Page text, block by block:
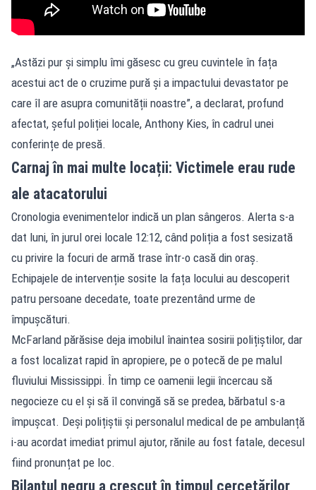
„Astăzi pur și simplu îmi găsesc cu greu cuvintele în fața
acestui act de o cruzime pură și a impactului devastator pe
care îl are asupra comunității noastre”, a declarat, profund
afectat, șeful poliției locale, Anthony Kies, în cadrul unei
conferințe de presă.
Carnaj în mai multe locații: Victimele erau rude
ale atacatorului
Cronologia evenimentelor indică un plan sângeros. Alerta s-a
dat luni, în jurul orei locale 12:12, când poliția a fost sesizată
cu privire la focuri de armă trase într-o casă din oraș.
Echipajele de intervenție sosite la fața locului au descoperit
patru persoane decedate, toate prezentând urme de
împușcături.
McFarland părăsise deja imobilul înaintea sosirii polițiștilor, dar
a fost localizat rapid în apropiere, pe o potecă de pe malul
fluviului Mississippi. În timp ce oamenii legii încercau să
negocieze cu el și să îl convingă să se predea, bărbatul s-a
împușcat. Deși polițiștii și personalul medical de pe ambulanță
i-au acordat imediat primul ajutor, rănile au fost fatale, decesul
fiind pronunțat pe loc.
Bilanțul negru a crescut în timpul cercetărilor